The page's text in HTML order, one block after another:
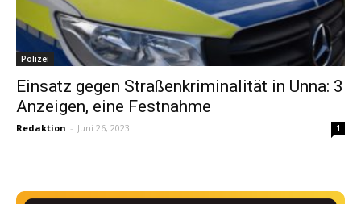
Polizei
Einsatz gegen Straßenkriminalität in Unna: 3
Anzeigen, eine Festnahme
Redaktion - Juni 26, 2023 1